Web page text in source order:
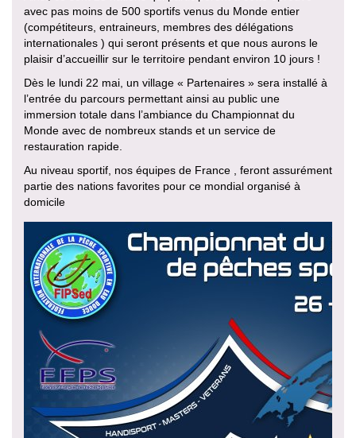
avec pas moins de 500 sportifs venus du Monde entier
(compétiteurs, entraineurs, membres des délégations
internationales ) qui seront présents et que nous aurons le
plaisir d’accueillir sur le territoire pendant environ 10 jours !
Dès le lundi 22 mai, un village « Partenaires » sera installé à
l’entrée du parcours permettant ainsi au public une
immersion totale dans l’ambiance du Championnat du
Monde avec de nombreux stands et un service de
restauration rapide.
Au niveau sportif, nos équipes de France , feront assurément
partie des nations favorites pour ce mondial organisé à
domicile